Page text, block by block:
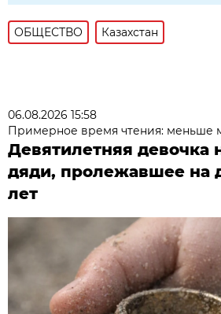
ОБЩЕСТВО Казахстан
06.08.2026 15:58
Примерное время чтения: меньше
Девятилетняя девочка
дяди, пролежавшее на
лет